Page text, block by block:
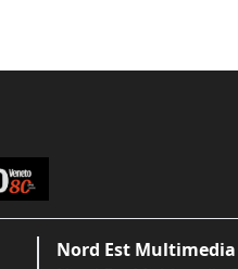
Nord Est Multimedia